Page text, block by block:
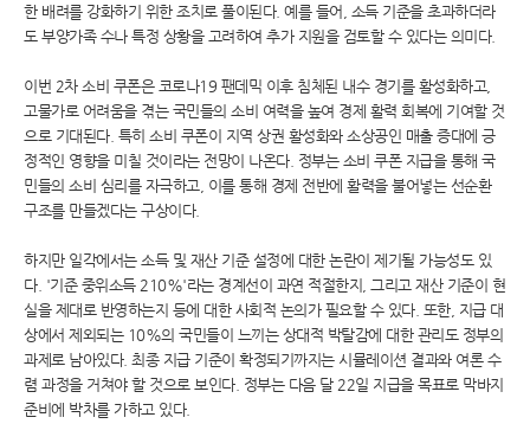
한 배려를 강화하기 위한 조치로 풀이된다. 예를 들어, 소득 기준을 초과하더라
도 부양가족 수나 특정 상황을 고려하여 추가 지원을 검토할 수 있다는 의미다.
이번 2차 소비 쿠폰은 코로나19 팬데믹 이후 침체된 내수 경기를 활성화하고,
고물가로 어려움을 겪는 국민들의 소비 여력을 높여 경제 활력 회복에 기여할 것
으로 기대된다. 특히 소비 쿠폰이 지역 상권 활성화와 소상공인 매출 증대에 긍
정적인 영향을 미칠 것이라는 전망이 나온다. 정부는 소비 쿠폰 지급을 통해 국
민들의 소비 심리를 자극하고, 이를 통해 경제 전반에 활력을 불어넣는 선순환
구조를 만들겠다는 구상이다.
하지만 일각에서는 소득 및 재산 기준 설정에 대한 논란이 제기될 가능성도 있
다. '기준 중위소득 210%'라는 경계선이 과연 적절한지, 그리고 재산 기준이 현
실을 제대로 반영하는지 등에 대한 사회적 논의가 필요할 수 있다. 또한, 지급 대
상에서 제외되는 10%의 국민들이 느끼는 상대적 박탈감에 대한 관리도 정부의
과제로 남아있다. 최종 지급 기준이 확정되기까지는 시뮬레이션 결과와 여론 수
렴 과정을 거쳐야 할 것으로 보인다. 정부는 다음 달 22일 지급을 목표로 막바지
준비에 박차를 가하고 있다.